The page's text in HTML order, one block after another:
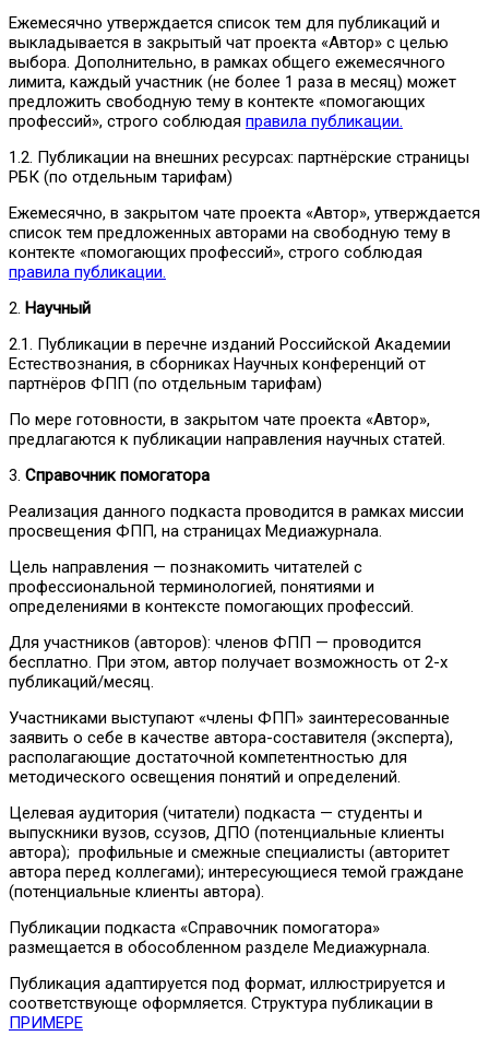
Ежемесячно утверждается список тем для публикаций и
выкладывается в закрытый чат проекта «Автор» с целью
выбора. Дополнительно, в рамках общего ежемесячного
лимита, каждый участник (не более 1 раза в месяц) может
предложить свободную тему в контекте «помогающих
профессий», строго соблюдая правила публикации.
1.2. Публикации на внешних ресурсах: партнёрские страницы
РБК (по отдельным тарифам)
Ежемесячно, в закрытом чате проекта «Автор», утверждается
список тем предложенных авторами на свободную тему в
контекте «помогающих профессий», строго соблюдая
правила публикации.
2. Научный
2.1. Публикации в перечне изданий Российской Академии
Естествознания, в сборниках Научных конференций от
партнёров ФПП (по отдельным тарифам)
По мере готовности, в закрытом чате проекта «Автор»,
предлагаются к публикации направления научных статей.
3. Справочник помогатора
Реализация данного подкаста проводится в рамках миссии
просвещения ФПП, на страницах Медиажурнала.
Цель направления — познакомить читателей с
профессиональной терминологией, понятиями и
определениями в контексте помогающих профессий.
Для участников (авторов): членов ФПП — проводится
бесплатно. При этом, автор получает возможность от 2-х
публикаций/месяц.
Участниками выступают «члены ФПП» заинтересованные
заявить о себе в качестве автора-составителя (эксперта),
располагающие достаточной компетентностью для
методического освещения понятий и определений.
Целевая аудитория (читатели) подкаста — студенты и
выпускники вузов, ссузов, ДПО (потенциальные клиенты
автора); профильные и смежные специалисты (авторитет
автора перед коллегами); интересующиеся темой граждане
(потенциальные клиенты автора).
Публикации подкаста «Справочник помогатора»
размещается в обособленном разделе Медиажурнала.
Публикация адаптируется под формат, иллюстрируется и
соответствующе оформляется. Структура публикации в
ПРИМЕРЕ